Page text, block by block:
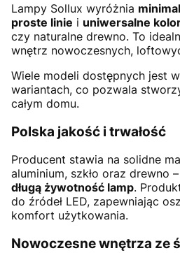
Lampy Sollux wyróżnia
proste linie i uniwersalne
czy naturalne drewno. To
wnętrz nowoczesnych,
Wiele modeli dostępnych jest
wariantach, co pozwala
całym domu.
Polska jakość i trwałość
Producent stawia na solidne
aluminium, szkło oraz drewno
długą żywotność lamp.
do źródeł LED, zapewniając
komfort użytkowania.
Nowoczesne wnętrza ze